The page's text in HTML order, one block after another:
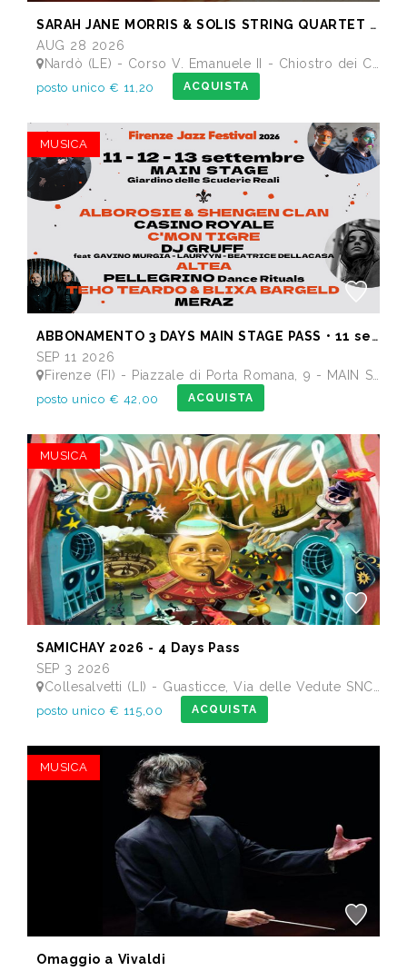
SARAH JANE MORRIS & SOLIS STRING QUARTET - Festival I Concerti del Chiostro
AUG 28 2026
Nardò (LE) - Corso V. Emanuele II - Chiostro dei Carmelitani
posto unico € 11,20 ACQUISTA
MUSICA
ABBONAMENTO 3 DAYS MAIN STAGE PASS • 11 settembre: Alborosie & Shengen Clan, DJ Gruff feat Gavino Murgia - Lauryyn - Beatrice Dellacasa, after party Dj Gruff • 12 settembre: Altea, Pellegrino, Casino Royale • 13 settembre: Meraz, Teho Teardo & Blixa Bargeld, C'Mon Tigre
SEP 11 2026
Firenze (FI) - Piazzale di Porta Romana, 9 - MAIN STAGE - Giardino delle Scuderie Reali
posto unico € 42,00 ACQUISTA
MUSICA
SAMICHAY 2026 - 4 Days Pass
SEP 3 2026
Collesalvetti (LI) - Guasticce, Via delle Vedute SNC - Lago Alberto, Tenuta Bellavista Insuese
posto unico € 115,00 ACQUISTA
MUSICA
Omaggio a Vivaldi